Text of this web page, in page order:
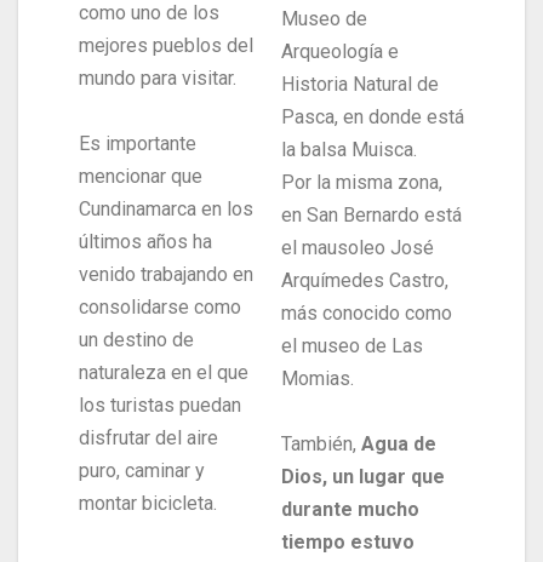
como uno de los
mejores pueblos del
mundo para visitar.
Es importante
mencionar que
Cundinamarca en los
últimos años ha
venido trabajando en
consolidarse como
un destino de
naturaleza en el que
los turistas puedan
disfrutar del aire
puro, caminar y
montar bicicleta.
Museo de
Arqueología e
Historia Natural de
Pasca, en donde está
la balsa Muisca.
Por la misma zona,
en San Bernardo está
el mausoleo José
Arquímedes Castro,
más conocido como
el museo de Las
Momias.
También, Agua de
Dios, un lugar que
durante mucho
tiempo estuvo